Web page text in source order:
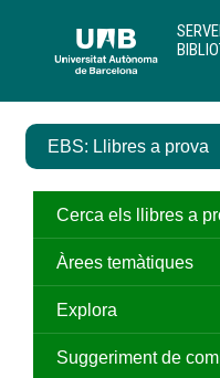
contingut
EBS: Llibres a prova
Cerca els llibres a
Àrees temàtiques
Explora
Suggeriment de